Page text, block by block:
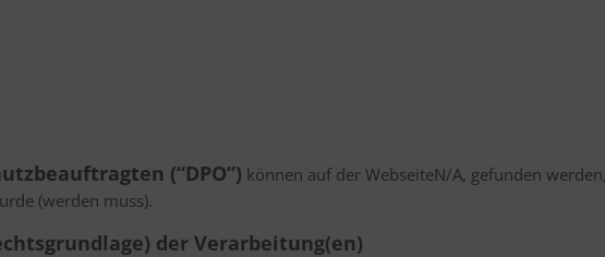
(“DPO”) können auf der WebseiteN/A, gefunden
(werden muss).
der Verarbeitung(en)